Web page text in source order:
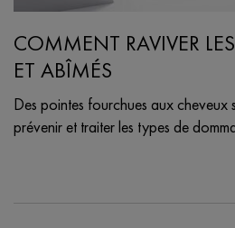
COMMENT RAVIVER
ET ABÎMÉS
Des pointes fourchues aux cheveux
prévenir et traiter les types de